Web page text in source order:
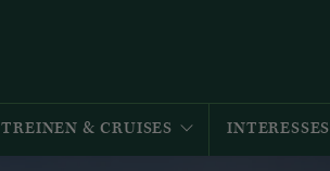
TREINEN & CRUISES INTERESSES